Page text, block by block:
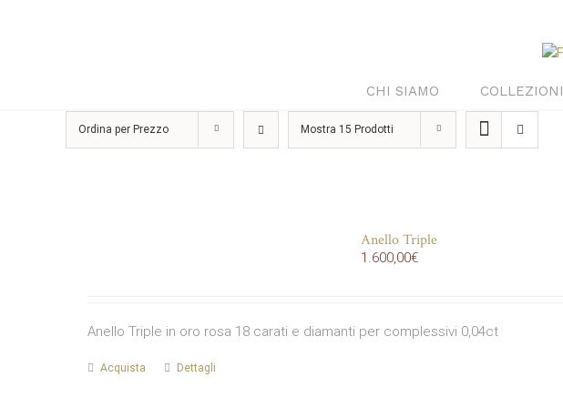
CHI SIAMO COLLEZIONI
Ordina per Prezzo Mostra 15 Prodotti
Anello Triple
1.600,00€
Anello Triple in oro rosa 18 carati e diamanti per complessivi 0,04ct
Acquista Dettagli